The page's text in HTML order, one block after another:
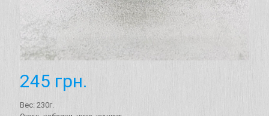
245 грн.
Вес: 230г.